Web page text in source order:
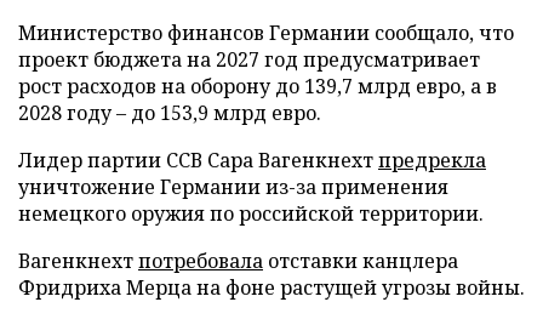
Министерство финансов Германии сообщало, что
проект бюджета на 2027 год предусматривает
рост расходов на оборону до 139,7 млрд евро, а в
2028 году – до 153,9 млрд евро.
Лидер партии ССВ Сара Вагенкнехтпредрекла
уничтожение Германии из-за применения
немецкого оружия по российской территории.
Вагенкнехтпотребовала отставки канцлера
Фридриха Мерца на фоне растущей угрозы войны.